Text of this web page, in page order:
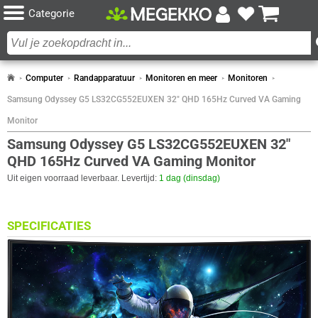
Categorie
Computer Randapparatuur Monitoren en meer Monitoren
Samsung Odyssey G5 LS32CG552EUXEN 32" QHD 165Hz Curved VA Gaming
Monitor
Samsung Odyssey G5 LS32CG552EUXEN 32"
QHD 165Hz Curved VA Gaming Monitor
Uit eigen voorraad leverbaar. Levertijd: 1 dag (dinsdag)
SPECIFICATIES
BEELDSCHERM
Eigenschap Waarde
Backlight type
LED
Paneel Type
VA
Curved
✓︎